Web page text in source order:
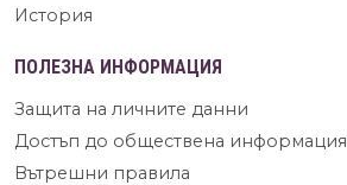
История
ПОЛЕЗНА ИНФОРМАЦИЯ
Защита на личните данни
Достъп до обществена информация
Вътрешни правила